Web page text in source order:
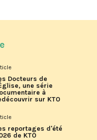
Docteurs de
une série
à
sur KTO
reportages d'été
de KTO